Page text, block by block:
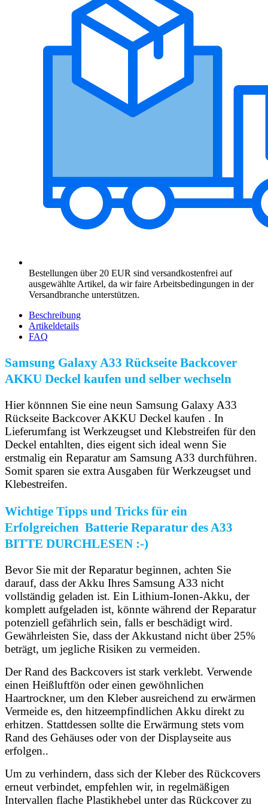
Bestellungen über 20 EUR sind versandkostenfrei auf
ausgewählte Artikel, da wir faire Arbeitsbedingungen in der
Versandbranche unterstützen.
Beschreibung
Artikeldetails
FAQ
Samsung Galaxy A33 Rückseite Backcover
AKKU Deckel kaufen und selber wechseln
Hier könnnen Sie eine neun Samsung Galaxy A33
Rückseite Backcover AKKU Deckel kaufen . In
Lieferumfang ist Werkzeugset und Klebstreifen für den
Deckel entahlten, dies eigent sich ideal wenn Sie
erstmalig ein Reparatur am Samsung A33 durchführen.
Somit sparen sie extra Ausgaben für Werkzeugset und
Klebestreifen.
Wichtige Tipps und Tricks für ein
Erfolgreichen Batterie Reparatur des A33
BITTE DURCHLESEN :-)
Bevor Sie mit der Reparatur beginnen, achten Sie
darauf, dass der Akku Ihres Samsung A33 nicht
vollständig geladen ist. Ein Lithium-Ionen-Akku, der
komplett aufgeladen ist, könnte während der Reparatur
potenziell gefährlich sein, falls er beschädigt wird.
Gewährleisten Sie, dass der Akkustand nicht über 25%
beträgt, um jegliche Risiken zu vermeiden.
Der Rand des Backcovers ist stark verklebt. Verwende
einen Heißluftfön oder einen gewöhnlichen
Haartrockner, um den Kleber ausreichend zu erwärmen
Vermeide es, den hitzeempfindlichen Akku direkt zu
erhitzen. Stattdessen sollte die Erwärmung stets vom
Rand des Gehäuses oder von der Displayseite aus
erfolgen..
Um zu verhindern, dass sich der Kleber des Rückcovers
erneut verbindet, empfehlen wir, in regelmäßigen
Intervallen flache Plastikhebel unter das Rückcover zu